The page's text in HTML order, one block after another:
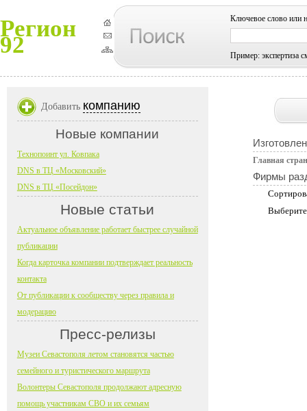
Регион
92
Ключевое слово или
Пример: экспертиза
Главная
Фирмы
Добавить компанию
Новые компании
Технопоинт ул. Ковпака
DNS в ТЦ «Московский»
DNS в ТЦ «Посейдон»
Новые статьи
Актуальное объявление работает быстрее случайной
публикации
Когда карточка компании подтверждает реальность
контакта
От публикации к сообществу через правила и
модерацию
Пресс-релизы
Музеи Севастополя летом становятся частью
семейного и туристического маршрута
Волонтеры Севастополя продолжают адресную
помощь участникам СВО и их семьям